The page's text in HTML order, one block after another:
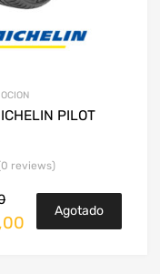
PILOT
reviews)
Agotado